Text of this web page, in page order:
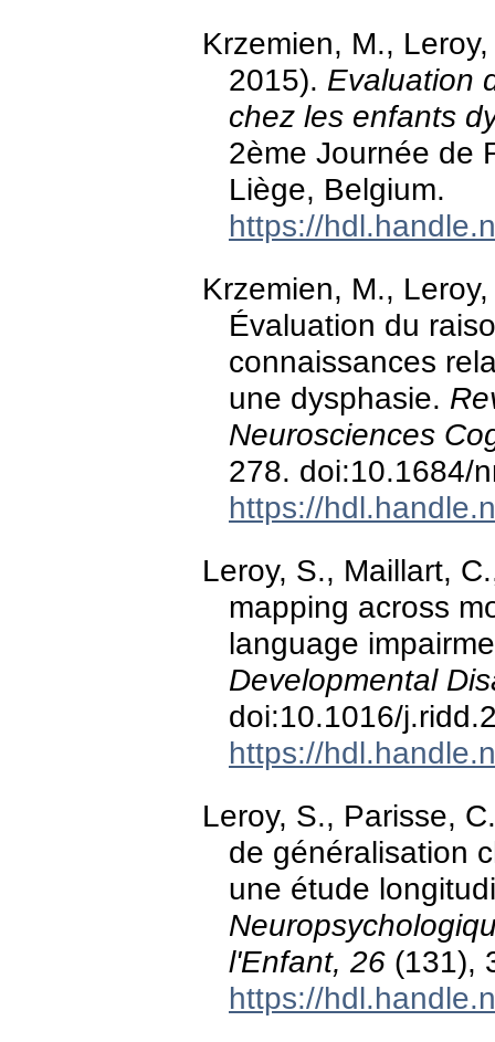
Krzemien, M.,
2015). Evaluation
chez les enfants
2ème Journée de
Liège, Belgium.
https://
Krzemien, M.,
Évaluation du
connaissances
une dysphasie.
Neurosciences
278. doi:10.1684/
https://
Leroy, S., Maillart,
mapping across
language
Developmental
doi:10.1016/
https://
Leroy, S., Parisse,
de généralisation
une étude
l'Enfant, 26 (131),
https://